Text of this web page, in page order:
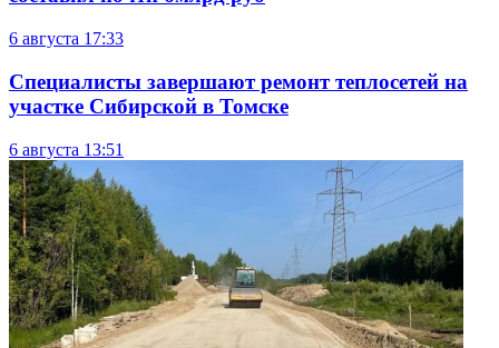
6 августа 17:33
Специалисты завершают ремонт теплосетей на
участке Сибирской в Томске
6 августа 13:51